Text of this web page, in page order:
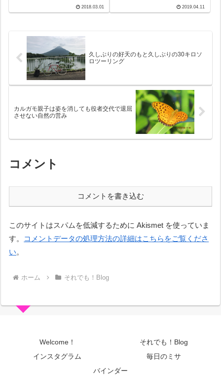
言われて来ました。」学校評価
2018.03.01
抱いたことはない。今回の久し
2019.04.11
久しぶりの好天のもと久しぶりの30キロソ
ロツーリング
カルガモ親子は姿を消しても役者交代で退屈
させない自然の営み
コメント
コメントを書き込む
このサイトはスパムを低減するために Akismet を使っていま
す。
コメントデータの処理方法の詳細はこちらをご覧くださ
い。
ホーム それでも！Blog
Welcome！
それでも！Blog
インスタグラム
毎日のミサ
バインダー